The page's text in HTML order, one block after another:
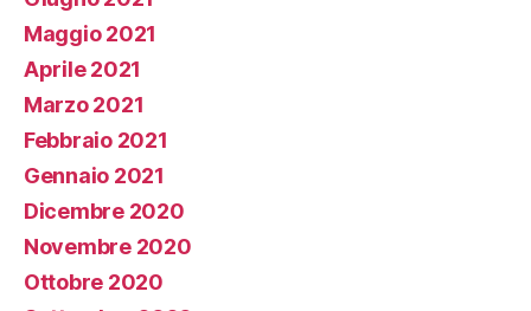
Maggio 2021
Aprile 2021
Marzo 2021
Febbraio 2021
Gennaio 2021
Dicembre 2020
Novembre 2020
Ottobre 2020